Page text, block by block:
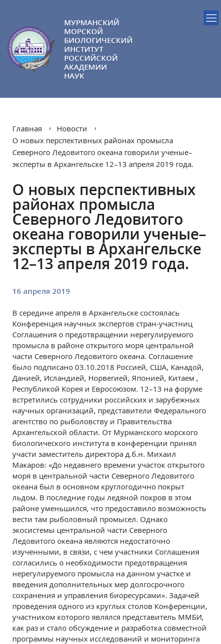
МУРМАНСКИЙ
МОРСКОЙ
БИОЛОГИЧЕСКИЙ
ИНСТИТУТ
РОССИЙСКОЙ
АКАДЕМИИ
НАУК
Главная
Новости
О новых перспективных районах промысла
Северного Ледовитого океана говорили ученые–
эксперты в Архангельске 12–13 апреля 2019 года.
О новых перспективных
районах промысла
Северного Ледовитого
океана говорили ученые–
эксперты в Архангельске
12–13 апреля 2019 года.
16 апреля 2019
В середине апреля в Архангельске состоялась
Конференция научных экспертов стран-участниц
Соглашения о предотвращении нерегулируемого
промысла в районе открытого моря центральной
части Северного Ледовитого океана. Соглашение
было подписано 03.10.2018 Россией, США, Канадой,
Данией, Исландией, Норвегией, Японией, Китаем ,
Республикой Корея и Евросоюзом. 12–13 на форуме
встретились сотрудники российских и зарубежных
научных организаций, представители Федерального
агентство по рыболовству и Правительства
Архангельской области. От Мурманского морского
биологического института в конференции принял
участи заместитель директора д.б.н. Михаил
Макаров: «До недавнего времени участок открытого
моря в центральной части Северного Ледовитого
океана был в основном круглогодично покрыт
льдом. В последние годы ледяной покров в этом
районе уменьшился, что предоставило возможность
вести там рыболовный промысел. Однако
экосистемы центральной части Северного
Ледовитого океана являются недостаточно
изученными, в связи, с чем участники Соглашения
согласились о необходимости предотвращения
нерегулируемого промысла на данном участке и
введения дополнительных мер долгосрочного
сохранения и управления биоресурсами». Задачей
проведения одного из круглых столов Конференции,
участником которого являлся представитель ММБИ,
как раз и стало обсуждение и разработка совместной
программы научных исследований и мониторинга